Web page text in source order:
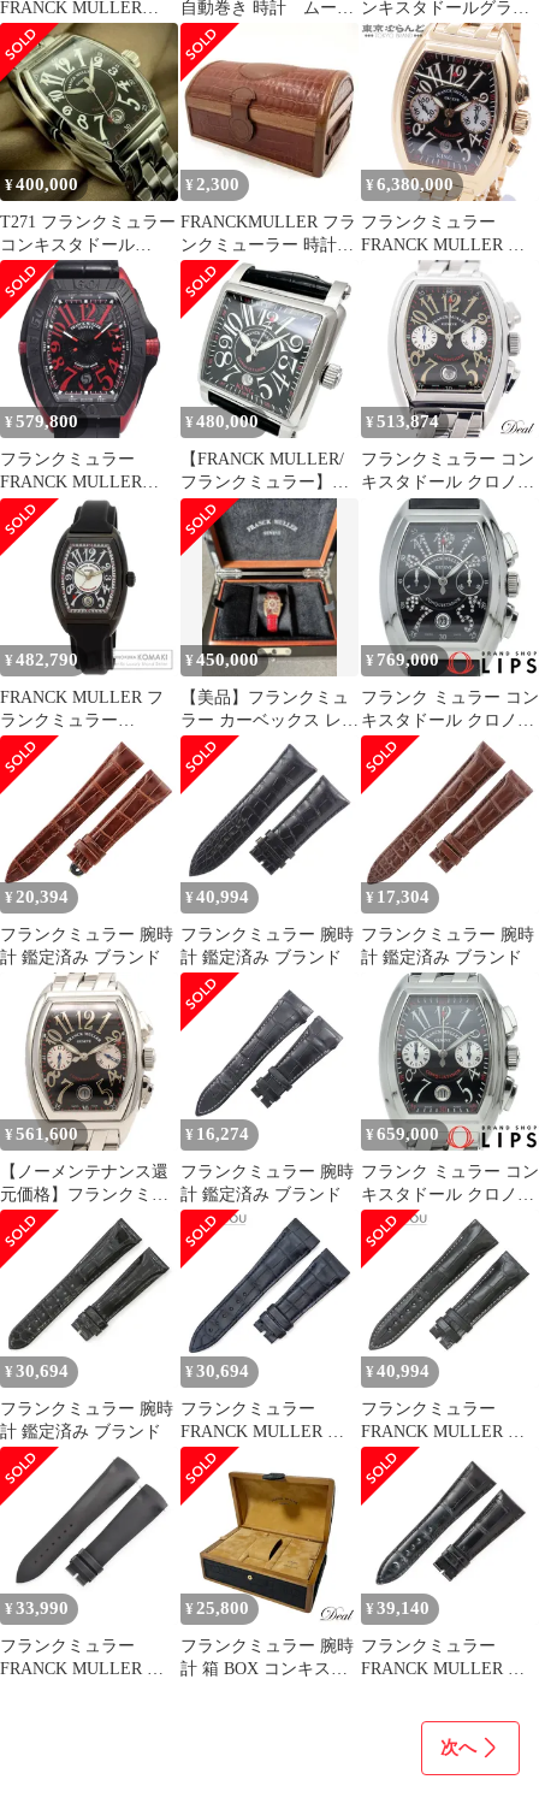
FRANCK MULLER
8005HSC コンキスタド
ール ライジング サン
腕時計 シルバー文字盤
メンズ【中古】
自動巻き 時計 ムーブ
メント
ンキスタドールグラン
プリ9900 クロコダイル
べルト
¥400,000
T271 フランクミュラー
コンキスタドール
8005SC オート 箱ギャ
ラ付
¥ 2,300
FRANCKMULLER フラ
ンクミューラー 時計ボ
ックス 箱 木製
¥ 6,380,000
フランクミュラー
FRANCK MULLER コ
ンキスタドール クロノ
キング 8005 CC KING
ブラック K18PG 金無垢
腕時計 メンズ 自動巻
101869957
¥ 579,800
フランクミュラー
FRANCK MULLER
8900SCGP コンキスタ
ドール グランプリ ブラ
ック 自動巻き メンズ
美品 箱・保証書付き 腕
時計 M#148421
¥ 480,000
【FRANCK MULLER/
フランクミュラー】
10000KSC 腕時計 ステ
ンレススチール/レザー
自動巻き/オートマ ブラ
ック文字盤/ブラック革
メンズ 【中古】【真子
質店】【GD】
¥ 513,874
フランクミュラー コン
キスタドール クロノ
8002CC メンズ 腕時計
¥ 482,790
FRANCK MULLER フ
ランクミュラー
8000SCJ コンキスタド
ール 日本100本限定 腕
時計 SS ラバー メンズ
¥450,000
【美品】フランクミュ
ラー カーベックス レリ
ーフ ダイヤ ボルドー定
価230万円
¥ 769,000
フランク ミュラー コン
キスタドール クロノグ
ラフ ジョーカー 日本限
定100本 8005CCCDJ 箱
保証書 SS メンズ時計
¥ 20,394
フランクミュラー 腕時
計 鑑定済み ブランド
¥ 40,994
フランクミュラー 腕時
計 鑑定済み ブランド
¥ 17,304
フランクミュラー 腕時
計 鑑定済み ブランド
¥ 561,600
【ノーメンテナンス還
元価格】フランクミュ
ラー コンキスタドール
クロノ 8002CC SS 自動
巻
¥ 16,274
フランクミュラー 腕時
計 鑑定済み ブランド
¥ 659,000
フランク ミュラー コン
キスタドール クロノグ
ラフ 8005CC 箱 保証書
SS メンズ時計 ブラッ
ク/シルバー 仕上げ済
¥ 30,694
フランクミュラー 腕時
計 鑑定済み ブランド
¥ 30,694
フランクミュラー
FRANCK MULLER 腕
時計パーツ コンキスタ
ドール コルテス
10000L用 クロコバンド
クロコダイル ネイビー
純正 ベルト ストラップ
替え 21mm ネイビー 紺
【中古】
¥ 40,994
フランクミュラー
FRANCK MULLER 腕
時計パーツ コンキスタ
ドール グランプリ 8900
用 クロコバンド クロコ
ダイル ブラック 未使用
純正 ベルト ロング
22mm 黒 【中古】
¥ 33,990
フランクミュラー
FRANCK MULLER 腕
¥ 25,800
フランクミュラー 腕時
計 箱 BOX コンキスタ
¥ 39,140
フランクミュラー
FRANCK MULLER 腕
用 クロコバンド クロコ
ダイル ブラック 未使用
次へ